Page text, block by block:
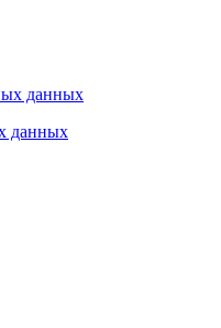
данных
данных